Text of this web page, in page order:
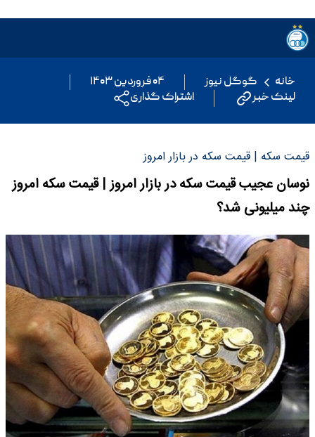
خانه گوگل نیوز
۰۴ فروردین ۱۴۰۳
لینک خبر
اشتراک گذاری
قیمت سکه | قیمت سکه در بازار امروز
نوسان عجیب قیمت سکه در بازار امروز | قیمت سکه امروز
چند میلیونی شد؟